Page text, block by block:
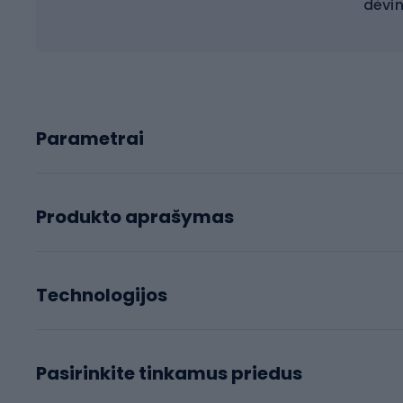
Parametrai
Produkto aprašymas
Technologijos
Pasirinkite tinkamus priedus